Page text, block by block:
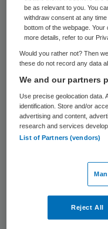
week. Dat heeft
Gerda Verburg
na de
Vaccin
Verburg zei dat
voert met
volgens haar
koorts
aantal nieuwe
ten opzichte
be as relevant to you. You
withdraw consent at any
bottom of the webpage.
more details, refer to our
Would you rather not? Then
these do not record any data
We and our partners
Use precise geolocation data.
identification. Store and/or
advertising and content,
research and services
List of Partners (vendors)
Reject All